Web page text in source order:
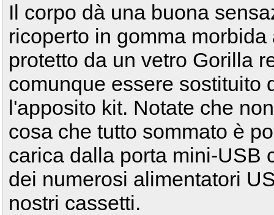
Il corpo dà una buona
ricoperto in gomma
protetto da un vetro Gorilla
comunque essere sostituito
l'apposito kit. Notate che
cosa che tutto sommato è
carica dalla porta mini-USB
dei numerosi alimentatori
nostri cassetti.